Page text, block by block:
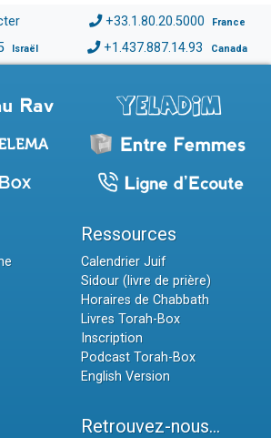
+33.1.80.20.5000 France
Israël +1.437.887.14.93 Canada
Ressources
Calendrier Juif
Sidour (livre de prière)
Horaires de Chabbath
Livres Torah-Box
Inscription
Podcast Torah-Box
English Version
Retrouvez-nous...